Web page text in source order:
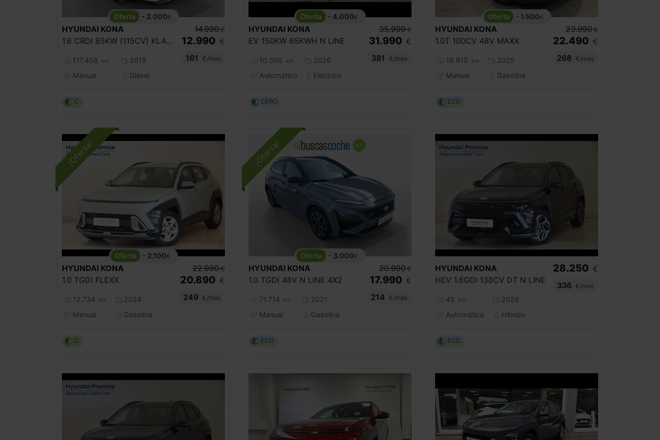
- 2.000€
HYUNDAI KONA
1.6 CRDI 85KW (115CV) KLASS 4X2
117.458 km
2019
Manual
Diésel
14.990 €
12.990 €
161
€/mes
C
- 4.000€
HYUNDAI KONA
EV 150KW 65KWH N LINE
10.500 km
2026
Automático
Eléctrico
35.990 €
31.990 €
381
€/mes
CERO
- 1.500€
HYUNDAI KONA
1.0T 100CV 48V MAXX
16.910 km
2025
Manual
Gasolina
23.990 €
22.490 €
268
€/mes
ECO
- 2.100€
HYUNDAI KONA
1.0 TGDI FLEXX
12.734 km
2024
Manual
Gasolina
22.990 €
20.890 €
249
€/mes
C
- 3.000€
HYUNDAI KONA
1.0 TGDI 48V N LINE 4X2
71.714 km
2021
Manual
Gasolina
20.990 €
17.990 €
214
€/mes
ECO
HYUNDAI KONA
HEV 1.6GDI 138CV DT N LINE
45 km
2026
Automático
Híbrido
28.250 €
336
€/mes
ECO